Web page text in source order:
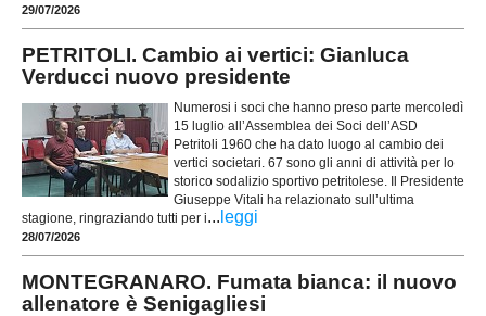
29/07/2026
PETRITOLI. Cambio ai vertici: Gianluca
Verducci nuovo presidente
Numerosi i soci che hanno preso parte mercoledì
15 luglio all’Assemblea dei Soci dell’ASD
Petritoli 1960 che ha dato luogo al cambio dei
vertici societari. 67 sono gli anni di attività per lo
storico sodalizio sportivo petritolese. Il Presidente
Giuseppe Vitali ha relazionato sull’ultima
stagione, ringraziando tutti per i... leggi
28/07/2026
MONTEGRANARO. Fumata bianca: il nuovo
allenatore è Senigagliesi